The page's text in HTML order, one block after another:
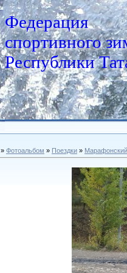
Федерация
спортивного
Республики
» Фотоальбом » Поездки »